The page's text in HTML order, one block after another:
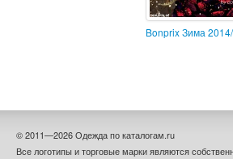
Bonprix Зима
© 2011—2026 Одежда по каталогам.ru
Все логотипы и торговые марки являются